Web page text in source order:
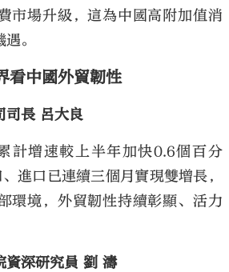
市場升級，這為中國高附加值消
。
看中國外貿韌性
司長 呂大良
計增速較上半年加快0.6個百分
進口已連續三個月實現雙增長，
環境，外貿韌性持續彰顯、活力
資深研究員 劉 濤